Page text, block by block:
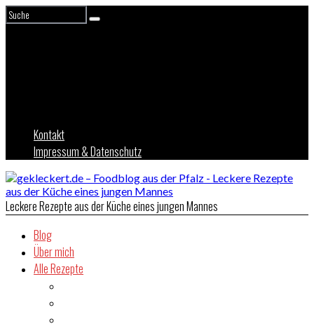
Kontakt
Impressum & Datenschutz
Leckere Rezepte aus der Küche eines jungen Mannes
Blog
Über mich
Alle Rezepte